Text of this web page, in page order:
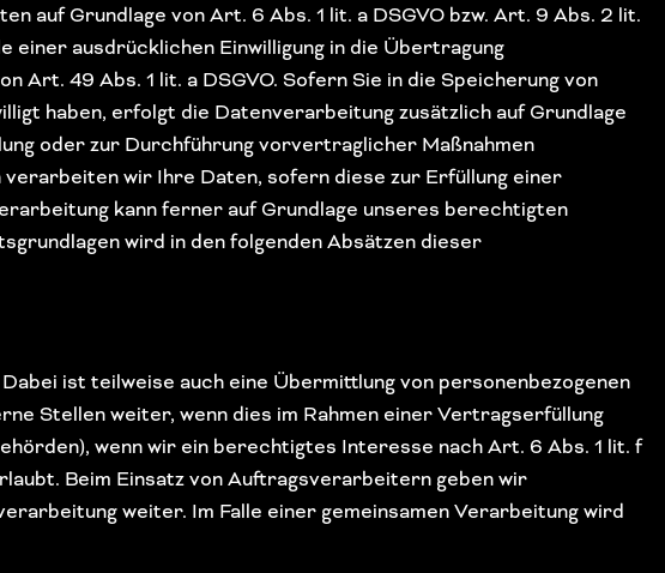
auf Grundlage von Art. 6 Abs. 1 lit. a DSGVO bzw. Art. 9 Abs. 2 lit.
einer ausdrücklichen Einwilligung in die Übertragung
49 Abs. 1 lit. a DSGVO. Sofern Sie in die Speicherung von
haben, erfolgt die Datenverarbeitung zusätzlich auf Grundlage
oder zur Durchführung vorvertraglicher Maßnahmen
wir Ihre Daten, sofern diese zur Erfüllung einer
kann ferner auf Grundlage unseres berechtigten
wird in den folgenden Absätzen dieser
ist teilweise auch eine Übermittlung von personenbezogenen
Stellen weiter, wenn dies im Rahmen einer Vertragserfüllung
wenn wir ein berechtigtes Interesse nach Art. 6 Abs. 1 lit. f
Beim Einsatz von Auftragsverarbeitern geben wir
weiter. Im Falle einer gemeinsamen Verarbeitung wird